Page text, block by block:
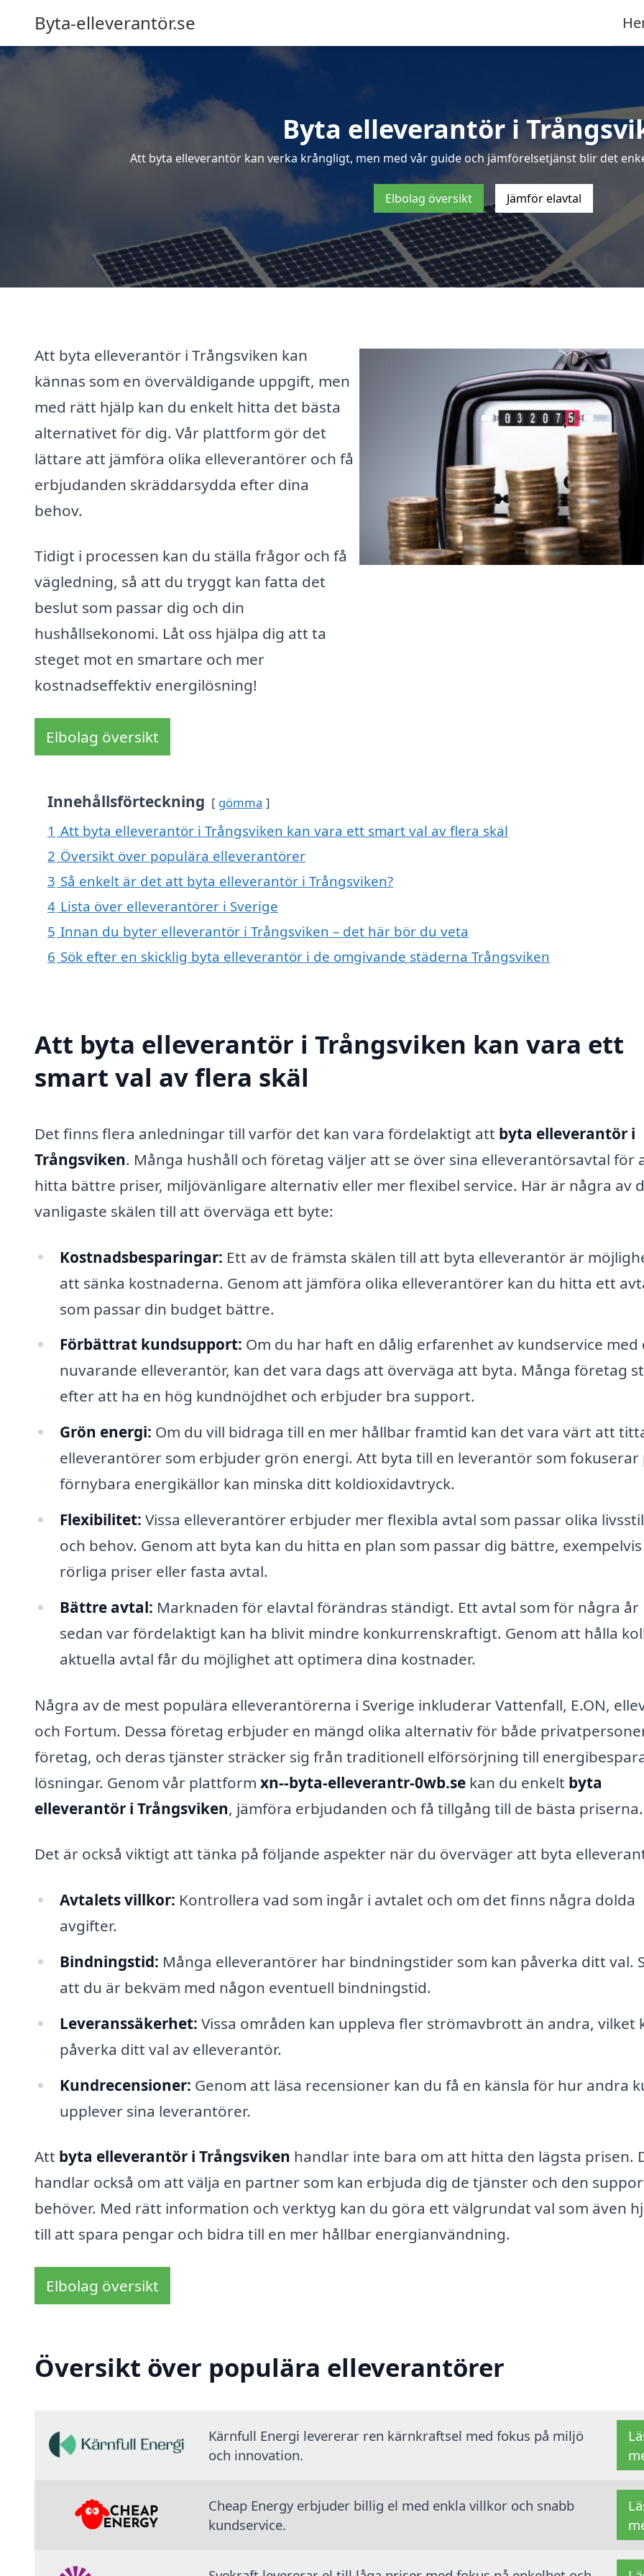
Byta-elleverantör.se
Byta elleverantör i
Att byta elleverantör kan verka krångligt, men med vår guide och jämförelsetjänst blir det
Elbolag översikt Jämför elavtal
Att byta elleverantör i Trångsviken kan
kännas som en överväldigande uppgift, men
med rätt hjälp kan du enkelt hitta det bästa
alternativet för dig. Vår plattform gör det
lättare att jämföra olika elleverantörer och få
erbjudanden skräddarsydda efter dina
behov.
Tidigt i processen kan du ställa frågor och få
vägledning, så att du tryggt kan fatta det
beslut som passar dig och din
hushållsekonomi. Låt oss hjälpa dig att ta
steget mot en smartare och mer
kostnadseffektiv energilösning!
Elbolag översikt
Innehållsförteckning gömma
1 Att byta elleverantör i Trångsviken kan vara ett smart val av flera skäl
2 Översikt över populära elleverantörer
3 Så enkelt är det att byta elleverantör i Trångsviken?
4 Lista över elleverantörer i Sverige
5 Innan du byter elleverantör i Trångsviken – det här bör du veta
6 Sök efter en skicklig byta elleverantör i de omgivande städerna Trångsviken
Att byta elleverantör i Trångsviken kan vara ett
smart val av flera skäl
Det finns flera anledningar till varför det kan vara fördelaktigt att byta elleverantör i
Trångsviken. Många hushåll och företag väljer att se över sina elleverantörsavtal för
hitta bättre priser, miljövänligare alternativ eller mer flexibel service. Här är några av
vanligaste skälen till att överväga ett byte:
Kostnadsbesparingar: Ett av de främsta skälen till att byta elleverantör är
att sänka kostnaderna. Genom att jämföra olika elleverantörer kan du hitta ett
som passar din budget bättre.
Förbättrat kundsupport: Om du har haft en dålig erfarenhet av kundservice med
nuvarande elleverantör, kan det vara dags att överväga att byta. Många företag
efter att ha en hög kundnöjdhet och erbjuder bra support.
Grön energi: Om du vill bidraga till en mer hållbar framtid kan det vara värt att
elleverantörer som erbjuder grön energi. Att byta till en leverantör som fokuserar
förnybara energikällor kan minska ditt koldioxidavtryck.
Flexibilitet: Vissa elleverantörer erbjuder mer flexibla avtal som passar olika
och behov. Genom att byta kan du hitta en plan som passar dig bättre,
rörliga priser eller fasta avtal.
Bättre avtal: Marknaden för elavtal förändras ständigt. Ett avtal som för några år
sedan var fördelaktigt kan ha blivit mindre konkurrenskraftigt. Genom att hålla
aktuella avtal får du möjlighet att optimera dina kostnader.
Några av de mest populära elleverantörerna i Sverige inkluderar Vattenfall, E.ON,
och Fortum. Dessa företag erbjuder en mängd olika alternativ för både
företag, och deras tjänster sträcker sig från traditionell elförsörjning till
lösningar. Genom vår plattform xn--byta-elleverantr-0wb.se kan du enkelt byta
elleverantör i Trångsviken, jämföra erbjudanden och få tillgång till de bästa priserna.
Det är också viktigt att tänka på följande aspekter när du överväger att byta
Avtalets villkor: Kontrollera vad som ingår i avtalet och om det finns några dolda
avgifter.
Bindningstid: Många elleverantörer har bindningstider som kan påverka ditt val.
att du är bekväm med någon eventuell bindningstid.
Leveranssäkerhet: Vissa områden kan uppleva fler strömavbrott än andra, vilket
påverka ditt val av elleverantör.
Kundrecensioner: Genom att läsa recensioner kan du få en känsla för hur andra
upplever sina leverantörer.
Att byta elleverantör i Trångsviken handlar inte bara om att hitta den lägsta prisen.
handlar också om att välja en partner som kan erbjuda dig de tjänster och den
behöver. Med rätt information och verktyg kan du göra ett välgrundat val som även
till att spara pengar och bidra till en mer hållbar energianvändning.
Elbolag översikt
Översikt över populära elleverantörer
Kärnfull Energi levererar ren kärnkraftsel med fokus på miljö
och innovation.
Cheap Energy erbjuder billig el med enkla villkor och snabb
kundservice.